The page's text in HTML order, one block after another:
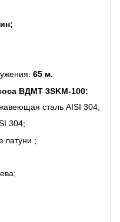
65 м.
ВДМТ 3SKM-100:
сталь AISI 304;
304;
латуни ;